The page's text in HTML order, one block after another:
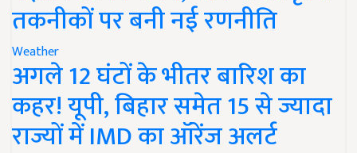
तकनीकों पर बनी नई रणनीति
Weather
अगले 12 घंटों के भीतर बारिश का
कहर! यूपी, बिहार समेत 15 से ज्यादा
राज्यों में IMD का ऑरेंज अलर्ट